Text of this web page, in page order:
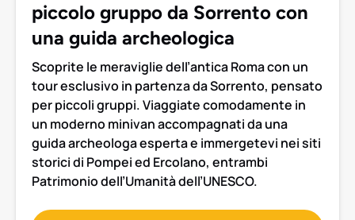
Sorrento
con
una
guida
archeologica
piccolo gruppo da Sorrento con
una guida archeologica
Scoprite le meraviglie dell’antica Roma con un
tour esclusivo in partenza da Sorrento, pensato
per piccoli gruppi. Viaggiate comodamente in
un moderno minivan accompagnati da una
guida archeologa esperta e immergetevi nei siti
storici di Pompei ed Ercolano, entrambi
Patrimonio dell’Umanità dell’UNESCO.